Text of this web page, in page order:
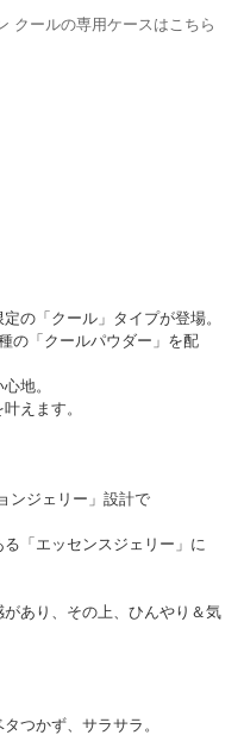
クールの専用ケースはこちら
の「クール」タイプが登場。
の「クールパウダー」を配
地。
えます。
ンジェリー」設計で
「エッセンスジェリー」に
あり、その上、ひんやり＆気
つかず、サラサラ。